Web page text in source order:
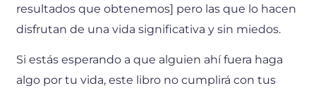
resultados que obtenemos] pero las que lo hacen
disfrutan de una vida significativa y sin miedos.
Si estás esperando a que alguien ahí fuera haga
algo por tu vida, este libro no cumplirá con tus